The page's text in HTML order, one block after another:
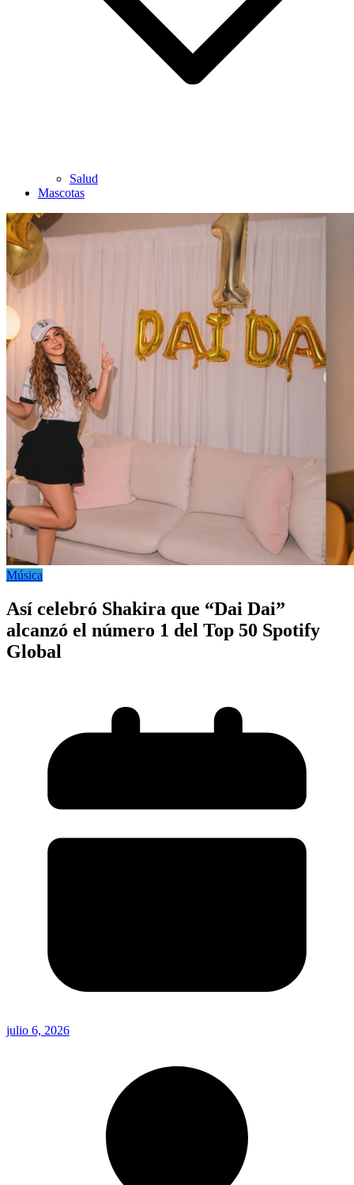
Salud
Mascotas
Música
Así celebró Shakira que “Dai Dai”
alcanzó el número 1 del Top 50 Spotify
Global
julio 6, 2026